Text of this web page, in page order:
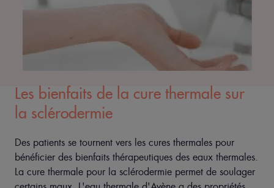
Les bienfaits de la cure thermale sur
la sclérodermie
Des patients se tournent vers les cures thermales pour
bénéficier des bienfaits thérapeutiques des eaux thermales.
La cure thermale pour la sclérodermie permet de soulager